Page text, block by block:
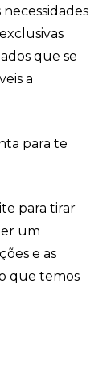
que se
a
para te
para tirar
um
e as
que temos